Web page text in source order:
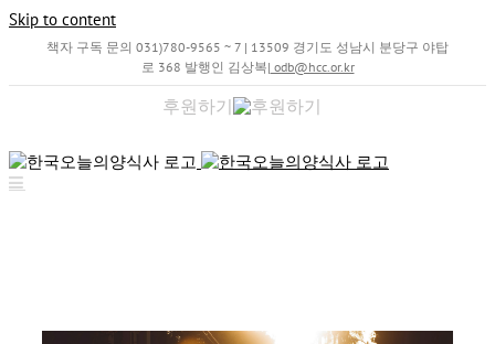
Skip to content
책자 구독 문의 031)780-9565 ~ 7 | 13509 경기도 성남시 분당구 야탑
로 368 발행인 김상복| odb@hcc.or.kr
후원하기